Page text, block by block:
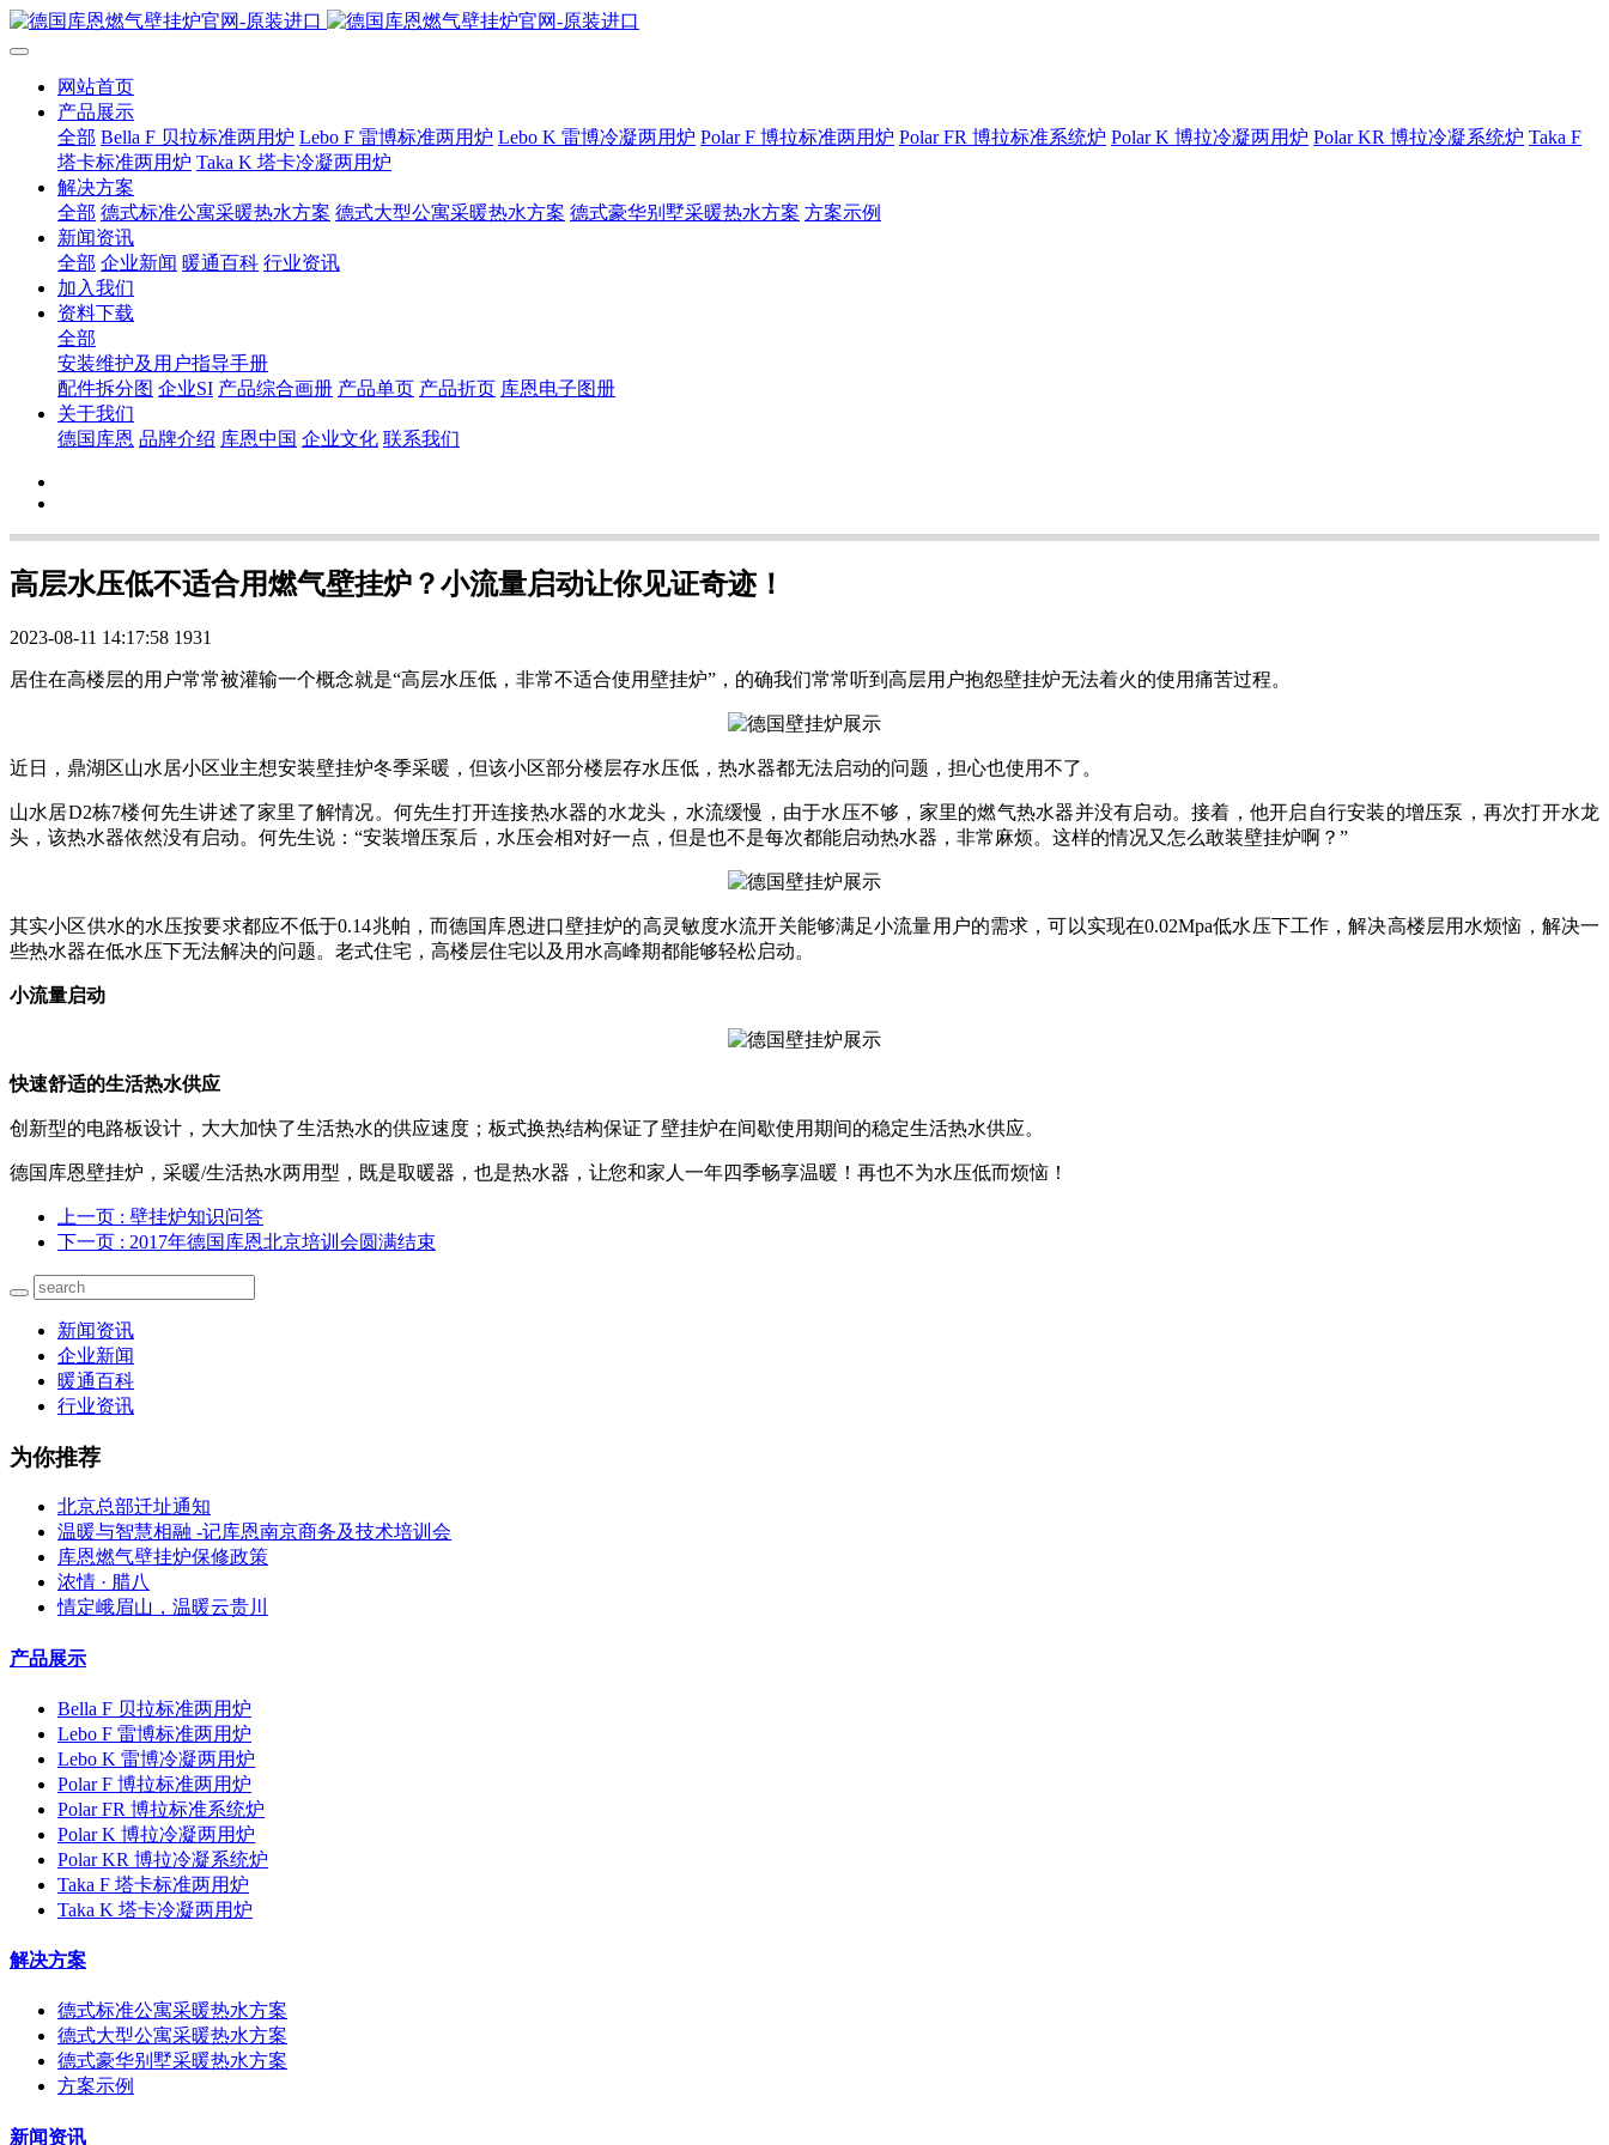
网站首页
产品展示
全部 Bella F 贝拉标准两用炉 Lebo F 雷博标准两用炉 Lebo K 雷博冷凝两用炉 Polar F 博拉标准两用炉 Polar FR 博拉标准系统炉 Polar K 博拉冷凝两用炉 Polar KR 博拉冷凝系统炉 Taka F
塔卡标准两用炉 Taka K 塔卡冷凝两用炉
解决方案
全部 德式标准公寓采暖热水方案 德式大型公寓采暖热水方案 德式豪华别墅采暖热水方案 方案示例
新闻资讯
全部 企业新闻 暖通百科 行业资讯
加入我们
资料下载
全部
安装维护及用户指导手册
配件拆分图 企业SI 产品综合画册 产品单页 产品折页 库恩电子图册
关于我们
德国库恩 品牌介绍 库恩中国 企业文化 联系我们
高层水压低不适合用燃气壁挂炉？小流量启动让你见证奇迹！
2023-08-11 14:17:58 1931
居住在高楼层的用户常常被灌输一个概念就是“高层水压低，非常不适合使用壁挂炉”，的确我们常常听到高层用户抱怨壁挂炉无法着火的使用痛苦过程。
近日，鼎湖区山水居小区业主想安装壁挂炉冬季采暖，但该小区部分楼层存水压低，热水器都无法启动的问题，担心也使用不了。
山水居D2栋7楼何先生讲述了家里了解情况。何先生打开连接热水器的水龙头，水流缓慢，由于水压不够，家里的燃气热水器并没有启动。接着，他开启自行安装的增压泵，再次打开水龙
头，该热水器依然没有启动。何先生说：“安装增压泵后，水压会相对好一点，但是也不是每次都能启动热水器，非常麻烦。这样的情况又怎么敢装壁挂炉啊？”
其实小区供水的水压按要求都应不低于0.14兆帕，而德国库恩进口壁挂炉的高灵敏度水流开关能够满足小流量用户的需求，可以实现在0.02Mpa低水压下工作，解决高楼层用水烦恼，解决一
些热水器在低水压下无法解决的问题。老式住宅，高楼层住宅以及用水高峰期都能够轻松启动。
小流量启动
快速舒适的生活热水供应
创新型的电路板设计，大大加快了生活热水的供应速度；板式换热结构保证了壁挂炉在间歇使用期间的稳定生活热水供应。
德国库恩壁挂炉，采暖/生活热水两用型，既是取暖器，也是热水器，让您和家人一年四季畅享温暖！再也不为水压低而烦恼！
上一页 : 壁挂炉知识问答
下一页 : 2017年德国库恩北京培训会圆满结束
新闻资讯
企业新闻
暖通百科
行业资讯
为你推荐
北京总部迁址通知
温暖与智慧相融 -记库恩南京商务及技术培训会
库恩燃气壁挂炉保修政策
浓情 · 腊八
情定峨眉山，温暖云贵川
产品展示
Bella F 贝拉标准两用炉
Lebo F 雷博标准两用炉
Lebo K 雷博冷凝两用炉
Polar F 博拉标准两用炉
Polar FR 博拉标准系统炉
Polar K 博拉冷凝两用炉
Polar KR 博拉冷凝系统炉
Taka F 塔卡标准两用炉
Taka K 塔卡冷凝两用炉
解决方案
德式标准公寓采暖热水方案
德式大型公寓采暖热水方案
德式豪华别墅采暖热水方案
方案示例
新闻资讯